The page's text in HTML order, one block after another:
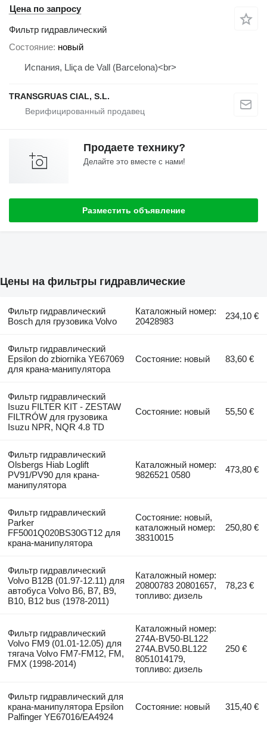
Цена по запросу
Фильтр гидравлический
Состояние новый
Испания, Lliça de Vall (Barcelona)<br>
TRANSGRUAS CIAL, S.L.
Продаете технику?
Делайте это вместе с нами!
Разместить объявление
Цены на фильтры гидравлические
Фильтр гидравлический
Bosch для грузовика Volvo
Каталожный номер:
20428983
234,10 €
Фильтр гидравлический
Epsilon do zbiornika YE67069
для крана-манипулятора
Состояние: новый 83,60 €
Фильтр гидравлический
Isuzu FILTER KIT - ZESTAW
FILTRÓW для грузовика
Isuzu NPR, NQR 4.8 TD
Состояние: новый 55,50 €
Фильтр гидравлический
Olsbergs Hiab Loglift
PV91/PV90 для крана-
манипулятора
Каталожный номер:
9826521 0580
473,80 €
Фильтр гидравлический
Parker
FF5001Q020BS30GT12 для
крана-манипулятора
Состояние: новый,
каталожный номер:
38310015
250,80 €
Фильтр гидравлический
Volvo B12B (01.97-12.11) для
автобуса Volvo B6, B7, B9,
B10, B12 bus (1978-2011)
Каталожный номер:
20800783 20801657,
топливо: дизель
78,23 €
Фильтр гидравлический
Volvo FM9 (01.01-12.05) для
тягача Volvo FM7-FM12, FM,
FMX (1998-2014)
Каталожный номер:
274A-BV50-BL122
274A.BV50.BL122
8051014179,
топливо: дизель
250 €
Фильтр гидравлический для
крана-манипулятора Epsilon
Palfinger YE67016/EA4924
Состояние: новый 315,40 €